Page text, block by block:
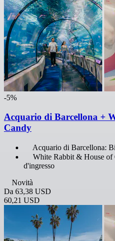
-5%
Acquario di Barcellona +
Candy
Acquario di Barcellona:
White Rabbit & House
d'ingresso
Novità
Da 63,38 USD
60,21 USD